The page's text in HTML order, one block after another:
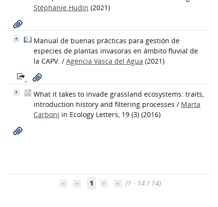
Stéphanie Hudin (2021)
Manual de buenas prácticas para gestión de
especies de plantas invasoras en ámbito fluvial de
la CAPV. / Agencia Vasca del Agua (2021)
What it takes to invade grassland ecosystems: traits,
introduction history and filtering processes / Marta
Carboni in Ecology Letters, 19 (3) (2016)
1 (1 - 14 / 14)